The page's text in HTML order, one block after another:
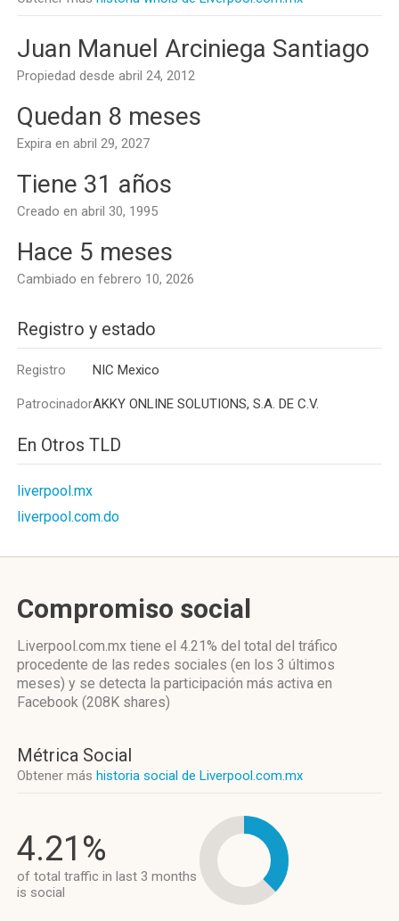
Juan Manuel Arciniega Santiago
Propiedad desde abril 24, 2012
Quedan 8 meses
Expira en abril 29, 2027
Tiene 31 años
Creado en abril 30, 1995
Hace 5 meses
Cambiado en febrero 10, 2026
Registro y estado
Registro NIC Mexico
PatrocinadorAKKY ONLINE SOLUTIONS, S.A. DE C.V.
En Otros TLD
liverpool.mx
liverpool.com.do
Compromiso social
Liverpool.com.mx tiene el 4.21% del total del tráfico
procedente de las redes sociales (en los 3 últimos
meses) y se detecta la participación más activa en
Facebook (208K shares)
Métrica Social
Obtener más historia social de Liverpool.com.mx
4.21%
of total traffic in last 3 months
is social